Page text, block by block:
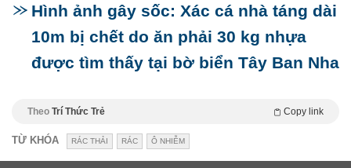
Hình ảnh gây sốc: Xác cá nhà táng dài
10m bị chết do ăn phải 30 kg nhựa
được tìm thấy tại bờ biển Tây Ban Nha
Theo Trí Thức Trẻ Copy link
TỪ KHÓA RÁC THẢI RÁC Ô NHIỄM